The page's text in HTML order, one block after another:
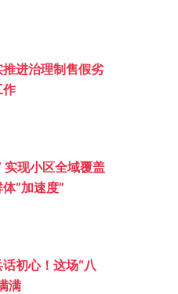
进治理制售假劣
作
实现小区全域覆盖
“加速度”
初心！这场“八
满